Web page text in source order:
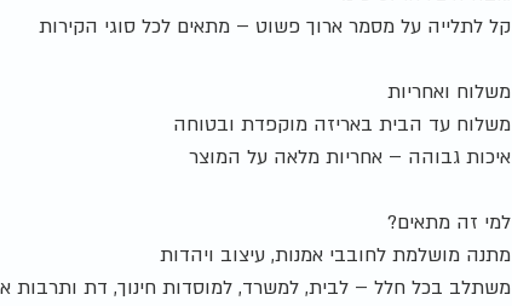
קל לתלייה על מסמר ארוך פשוט – מתאים לכל סוגי הקירות
משלוח ואחריות
משלוח עד הבית באריזה מוקפדת ובטוחה
איכות גבוהה – אחריות מלאה על המוצר
למי זה מתאים?
מתנה מושלמת לחובבי אמנות, עיצוב ויהדות
משתלב בכל חלל – לבית, למשרד, למוסדות חינוך, דת ותרבות